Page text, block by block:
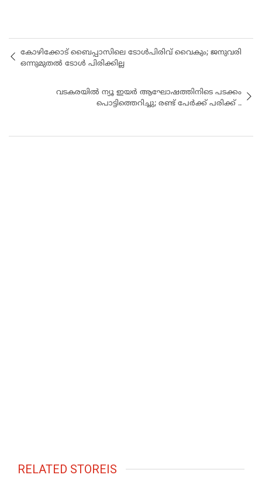
കോഴിക്കോട് ബൈപ്പാസിലെ ടോൾപിരിവ് വൈകും; ജനുവരി
ഒന്നുമുതൽ ടോൾ പിരിക്കില്ല
​വടകരയിൽ ന്യൂ ഇയർ ആഘോഷത്തിനിടെ പടക്കം
പൊട്ടിത്തെറിച്ചു; രണ്ട് പേർക്ക് പരിക്ക് ..
RELATED STOREIS